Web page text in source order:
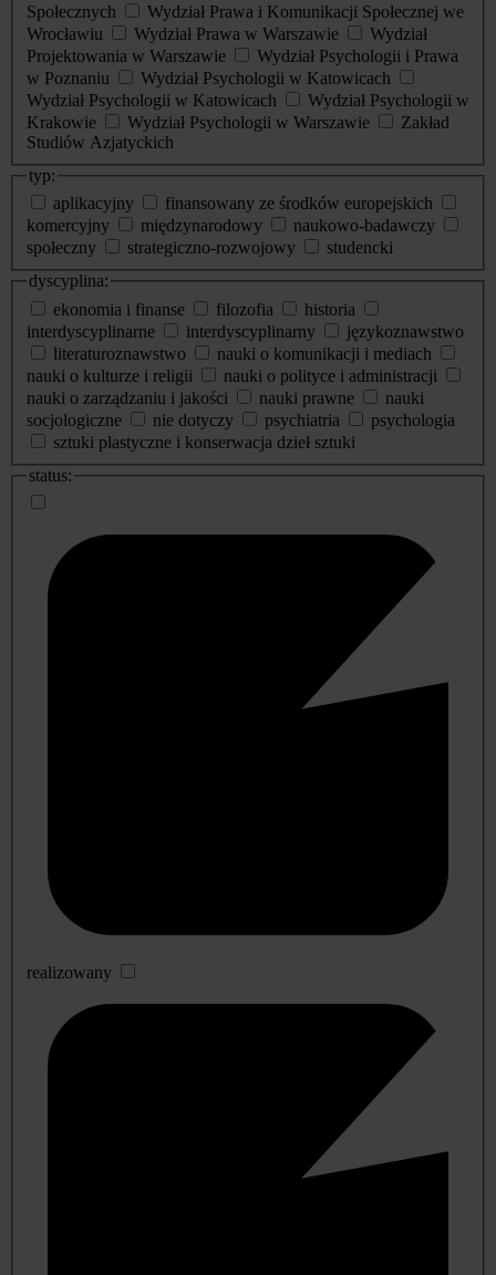
Społecznych
Wydział Prawa i Komunikacji Społecznej we
Wrocławiu
Wydział Prawa w Warszawie
Wydział
Projektowania w Warszawie
Wydział Psychologii i Prawa
w Poznaniu
Wydział Psychologii w Katowicach
Wydział Psychologii w Katowicach
Wydział Psychologii w
Krakowie
Wydział Psychologii w Warszawie
Zakład
Studiów Azjatyckich
typ:
aplikacyjny
finansowany ze środków europejskich
komercyjny
międzynarodowy
naukowo-badawczy
społeczny
strategiczno-rozwojowy
studencki
dyscyplina:
ekonomia i finanse
filozofia
historia
interdyscyplinarne
interdyscyplinarny
językoznawstwo
literaturoznawstwo
nauki o komunikacji i mediach
nauki o kulturze i religii
nauki o polityce i administracji
nauki o zarządzaniu i jakości
nauki prawne
nauki
socjologiczne
nie dotyczy psychiatria
psychologia
sztuki plastyczne i konserwacja dzieł sztuki
status:
realizowany